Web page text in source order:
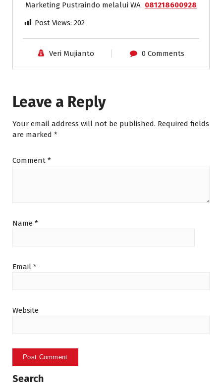
Marketing Pustraindo melalui WA 081218600928
Post Views: 202
Veri Mujianto 0 Comments
Leave a Reply
Your email address will not be published. Required fields
are marked *
Comment *
Name *
Email *
Website
Search